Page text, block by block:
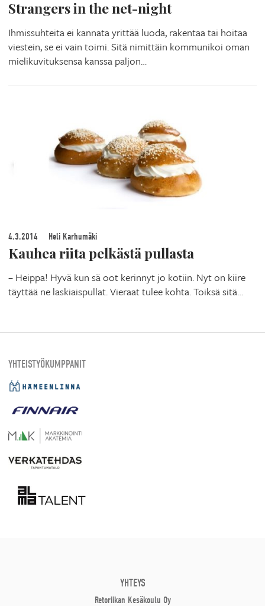
Strangers in the net-night
Ihmissuhteita ei kannata yrittää luoda, rakentaa tai hoitaa
viestein, se ei vain toimi. Sitä nimittäin kommunikoi oman
mielikuvituksensa kanssa paljon…
4.3.2014 Heli Karhumäki
Kauhea riita pelkästä pullasta
– Heippa! Hyvä kun sä oot kerinnyt jo kotiin. Nyt on kiire
täyttää ne laskiaispullat. Vieraat tulee kohta. Toiksä sitä…
YHTEISTYÖKUMPPANIT
YHTEYS
Retoriikan Kesäkoulu Oy